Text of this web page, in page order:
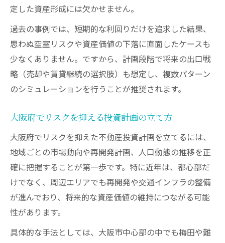
定した資産形成には欠かせません。
過去の事例では、短期的な利回りだけを追求した結果、
思わぬ空室リスクや資産価値の下落に直面したケースも
少なくありません。ですから、計画段階で将来の出口戦
略（売却や賃貸継続の選択肢）も想定し、複数パターン
のシミュレーションを行うことが推奨されます。
大阪府でリスクを抑える投資計画の立て方
大阪府でリスクを抑えた不動産投資計画を立てるには、
地域ごとの市場動向や再開発計画、人口動態の推移を正
確に把握することが第一歩です。特に近年は、都心部だ
けでなく、周辺エリアでも再開発や交通インフラの整備
が進んでおり、将来的な資産価値の維持につながる可能
性があります。
具体的な手法としては、大阪市中心部の中でも梅田や難